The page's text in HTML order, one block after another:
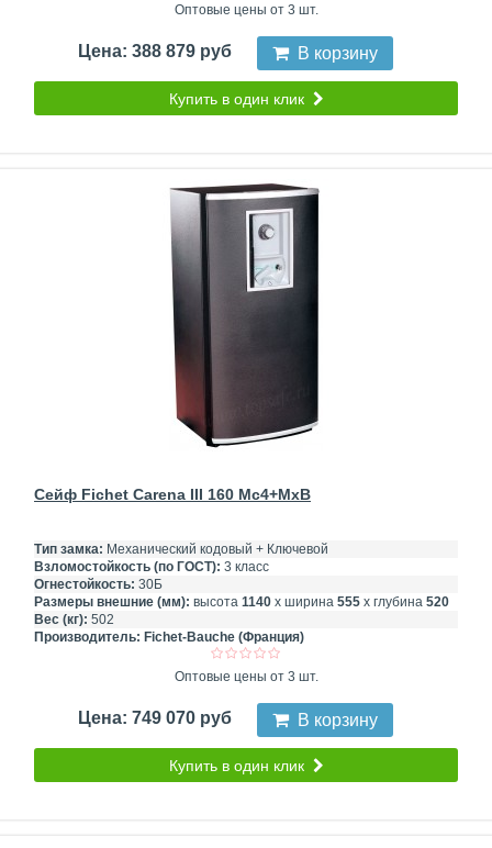
Оптовые цены от 3 шт.
Цена: 388 879 руб В корзину
Купить в один клик
Сейф Fichet Carena III 160 Mc4+MxB
Тип замка: Механический кодовый + Ключевой
Взломостойкость (по ГОСТ): 3 класс
Огнестойкость: 30Б
Размеры внешние (мм): высота 1140 х ширина 555 х глубина 520
Вес (кг): 502
Производитель: Fichet-Bauche (Франция)
Оптовые цены от 3 шт.
Цена: 749 070 руб В корзину
Купить в один клик